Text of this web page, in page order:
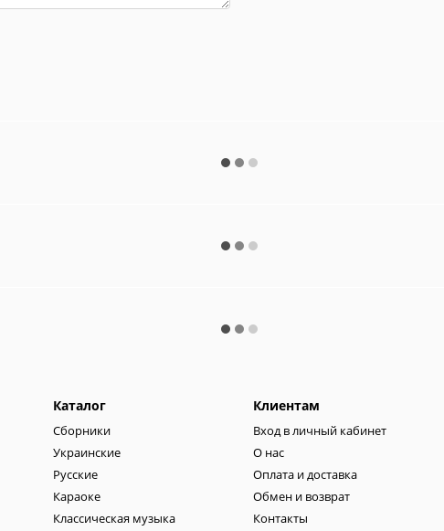
Каталог
Сборники
Украинские
Русские
Караоке
Классическая музыка
Клиентам
Вход в личный кабинет
О нас
Оплата и доставка
Обмен и возврат
Контакты